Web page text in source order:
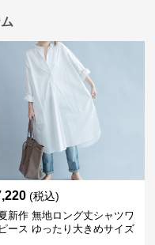
(税込)
新作 無地ロング丈シャツワ
ース ゆったり大きめサイズ